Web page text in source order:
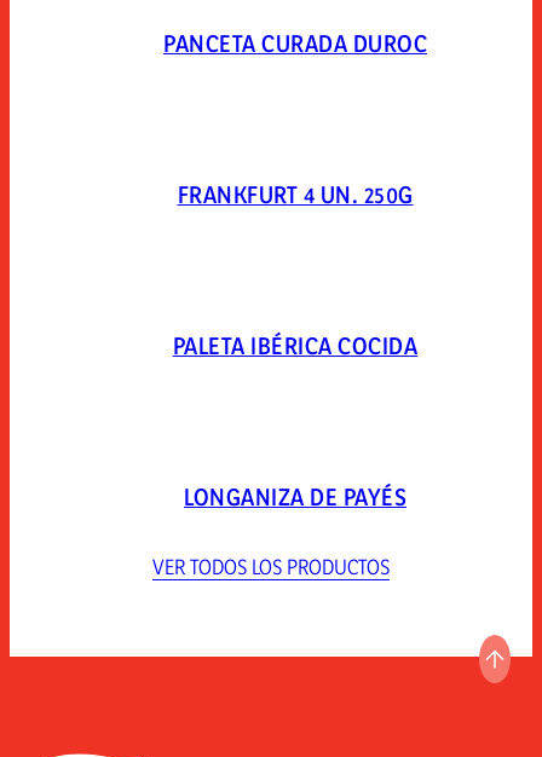
PANCETA CURADA DUROC
FRANKFURT 4 UN. 250G
PALETA IBÉRICA COCIDA
LONGANIZA DE PAYÉS
VER TODOS LOS PRODUCTOS
IR